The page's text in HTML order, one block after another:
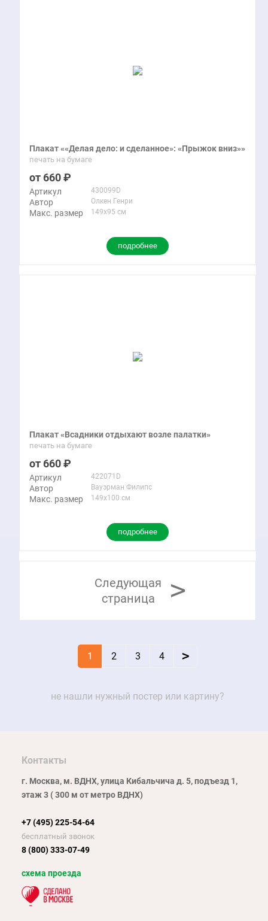
Плакат ««Делая дело: и сделанное»: «Прыжок вниз»»
печать на бумаге
660
Артикул 430099D
Автор Олкен Генри
Макс. размер 149x95 см
подробнее
Плакат «Всадники отдыхают возле палатки»
печать на бумаге
660
Артикул 422071D
Автор Вауэрман Филипс
Макс. размер 149x100 см
подробнее
Следующая
страница
>
1 2 3 4 >
не нашли нужный постер или картину?
Контакты
г. Москва, м. ВДНХ, улица Кибальчича д. 5, подъезд 1,
этаж 3 ( 300 м от метро ВДНХ)
+7 (495) 225-54-64
бесплатный звонок
8 (800) 333-07-49
схема проезда